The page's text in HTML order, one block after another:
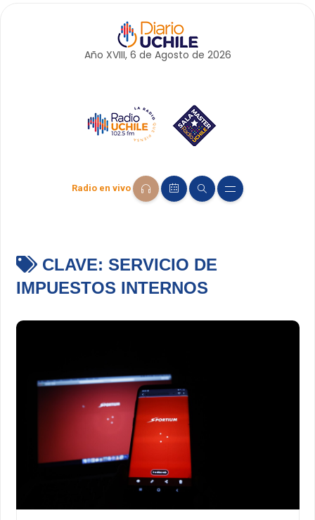
Año XVIII, 6 de Agosto de 2026
Radio en vivo
CLAVE: SERVICIO DE
IMPUESTOS INTERNOS